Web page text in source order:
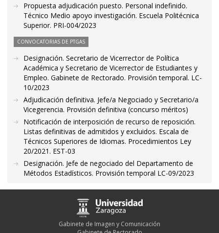
Propuesta adjudicación puesto. Personal indefinido.
Técnico Medio apoyo investigación. Escuela Politécnica
Superior. PRI-004/2023
CONVOCATORIAS DE PTGAS
Designación. Secretario de Vicerrector de Política
Académica y Secretario de Vicerrector de Estudiantes y
Empleo. Gabinete de Rectorado. Provisión temporal. LC-
10/2023
Adjudicación definitiva. Jefe/a Negociado y Secretario/a
Vicegerencia. Provisión definitiva (concurso méritos)
Notificación de interposición de recurso de reposición.
Listas definitivas de admitidos y excluidos. Escala de
Técnicos Superiores de Idiomas. Procedimientos Ley
20/2021. EST-03
Designación. Jefe de negociado del Departamento de
Métodos Estadísticos. Provisión temporal LC-09/2023
Gabinete de Imagen y Comunicación